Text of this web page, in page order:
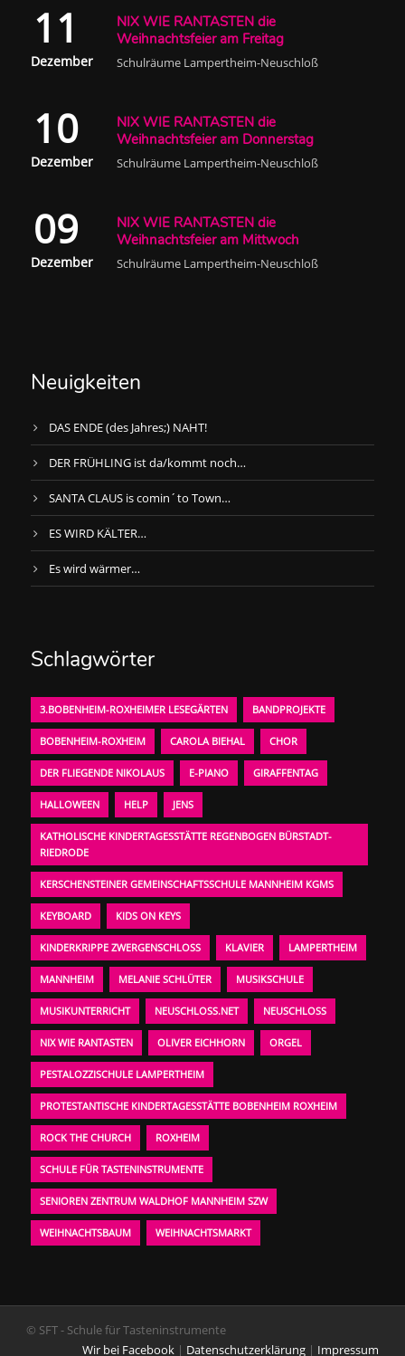
11
Dezember
NIX WIE RANTASTEN die
Weihnachtsfeier am Freitag
Schulräume Lampertheim-Neuschloß
10
Dezember
NIX WIE RANTASTEN die
Weihnachtsfeier am Donnerstag
Schulräume Lampertheim-Neuschloß
09
Dezember
NIX WIE RANTASTEN die
Weihnachtsfeier am Mittwoch
Schulräume Lampertheim-Neuschloß
Neuigkeiten
DAS ENDE (des Jahres;) NAHT!
DER FRÜHLING ist da/kommt noch…
SANTA CLAUS is comin´to Town…
ES WIRD KÄLTER…
Es wird wärmer…
Schlagwörter
3.BOBENHEIM-ROXHEIMER LESEGÄRTEN BANDPROJEKTE
BOBENHEIM-ROXHEIM CAROLA BIEHAL CHOR
DER FLIEGENDE NIKOLAUS E-PIANO GIRAFFENTAG
HALLOWEEN HELP JENS
KATHOLISCHE KINDERTAGESSTÄTTE REGENBOGEN BÜRSTADT-
RIEDRODE
KERSCHENSTEINER GEMEINSCHAFTSSCHULE MANNHEIM KGMS
KEYBOARD KIDS ON KEYS
KINDERKRIPPE ZWERGENSCHLOSS KLAVIER LAMPERTHEIM
MANNHEIM MELANIE SCHLÜTER MUSIKSCHULE
MUSIKUNTERRICHT NEUSCHLOSS.NET NEUSCHLOSS
NIX WIE RANTASTEN OLIVER EICHHORN ORGEL
PESTALOZZISCHULE LAMPERTHEIM
PROTESTANTISCHE KINDERTAGESSTÄTTE BOBENHEIM ROXHEIM
ROCK THE CHURCH ROXHEIM
SCHULE FÜR TASTENINSTRUMENTE
SENIOREN ZENTRUM WALDHOF MANNHEIM SZW
WEIHNACHTSBAUM WEIHNACHTSMARKT
© SFT - Schule für Tasteninstrumente
Wir bei Facebook | Datenschutzerklärung | Impressum